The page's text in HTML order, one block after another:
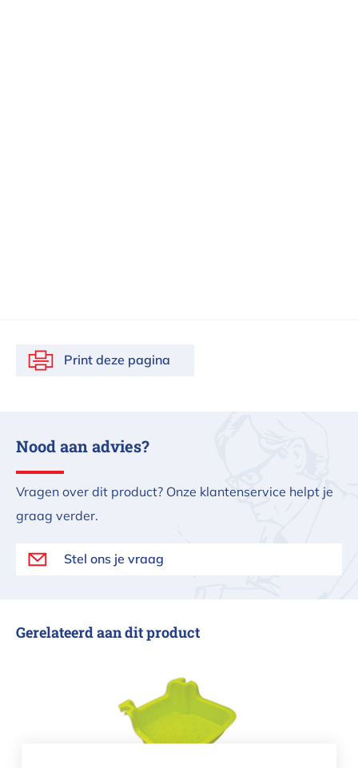
Print deze pagina
Nood aan advies?
Vragen over dit product? Onze klantenservice helpt je
graag verder.
Stel ons je vraag
Gerelateerd aan dit product
Voetbad voor zwembaden met